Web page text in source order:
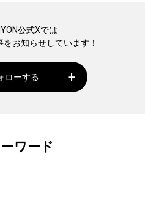
公式Xでは
をお知らせしています！
ローする
ワード